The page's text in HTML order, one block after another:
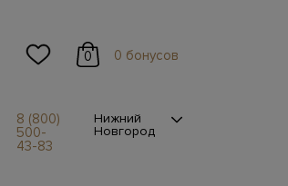
0 0 бонусов
8 (800)
500-
43-83
Нижний
Новгород